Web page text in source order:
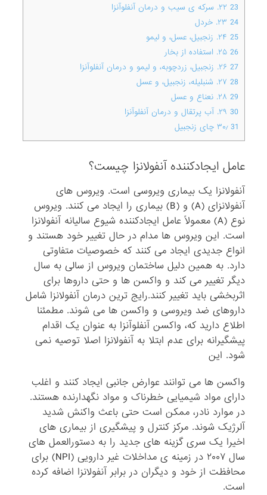
23
24
25
26 ۲۵. استفاده از بخار
27
28
29
30
31۳۰٫ چای زنجبیل
عامل ایجادکننده آنفولانزا چیست؟
آنفولانزا یک بیماری ویروسی است. ویروس های
آنفولانزای (A) و (B) بیماری را ایجاد می کنند. ویروس
نوع (A) معمولاً عامل ایجادکننده شیوع سالیانه آنفولانزا
است. این ویروس ها مدام در حال تغییر خود هستند و
انواع جدیدی ایجاد می کنند که خصوصیات متفاوتی
دارد. به همین دلیل ساختمان ویروس از سالی به سال
دیگر تغییر می کند و واکسن ها و حتی داروها برای
اثربخشی باید تغییر کنند.رایج ترین درمان آنفولانزا شامل
داروهای ضد ویروسی و واکسن ها می شوند. مطمئنا
اطلاع دارید که، واکسن آنفلوآنزا به عنوان یک اقدام
پیشگیرانه برای عدم ابتلا به آنفولانزا اصلا توصیه نمی
شود. این
واکسن ها می توانند عوارض جانبی ایجاد کنند و اغلب
دارای مواد شیمیایی خطرناک و مواد نگهدارنده هستند.
در موارد نادر، ممکن است حتی باعث واکنش شدید
آلرژیک شوند. مرکز کنترل و پیشگیری از بیماری های
اخیرا یک سری گزینه های جدید را به دستورالعمل های
سال ۲۰۰۷ در زمینه ی مداخلات غیر دارویی (NPI) برای
محافظت از خود و دیگران در برابر آنفولانزا اضافه کرده
است.